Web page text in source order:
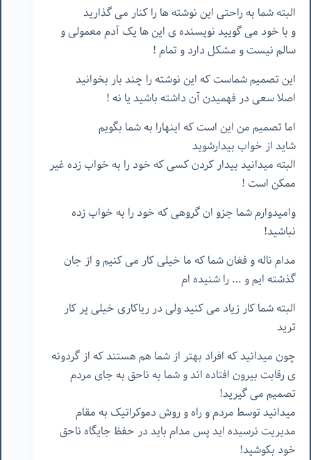
البته شما به راحتی این نوشته ها را کنار می گذارید
و با خود می گویید نویسنده ی این ها یک آدم معمولی و
سالم نیست و مشکل دارد و تمام !
این تصمیم شماست که این نوشته را چند بار بخوانید
اصلا سعی در فهمیدن آن داشته باشید یا نه !
اما تصمیم من این است که اینهارا به شما بگویم
شاید از خواب بیدارشوید
البته میدانید بیدار کردن کسی که خود را به خواب زده غیر
ممکن است !
وامیدوارم شما جزو ان گروهی که خود را به خواب زده
نباشید!
مدام ناله و فغان شما که ما خیلی کار می کنیم و از جان
گذشته ایم و … را شنیده ام
البته شما کار زیاد می کنید ولی در ریاکاری خیلی پر کار
ترید
چون میدانید که افراد بهتر از شما هم هستند که از گردونه
ی رقابت بیرون افتاده اند و شما به ناحق به جای مردم
تصمیم می گیرید!
میدانید توسط مردم و راه و روش دموکراتیک به مقام
مدیریت نرسیده اید پس مدام باید در حفظ جایگاه ناحق
خود بکوشید!